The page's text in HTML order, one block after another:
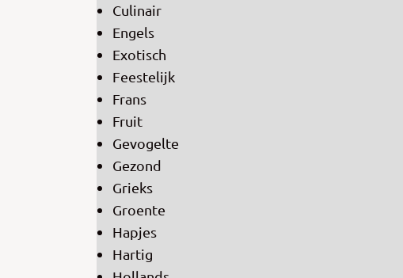
Culinair
Engels
Exotisch
Feestelijk
Frans
Fruit
Gevogelte
Gezond
Grieks
Groente
Hapjes
Hartig